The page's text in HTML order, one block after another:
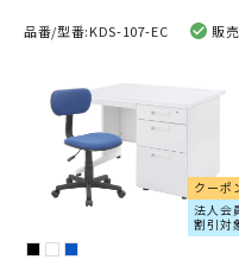
品番/型番:KDS-107-EC 販
クーポ
法人会
割引対